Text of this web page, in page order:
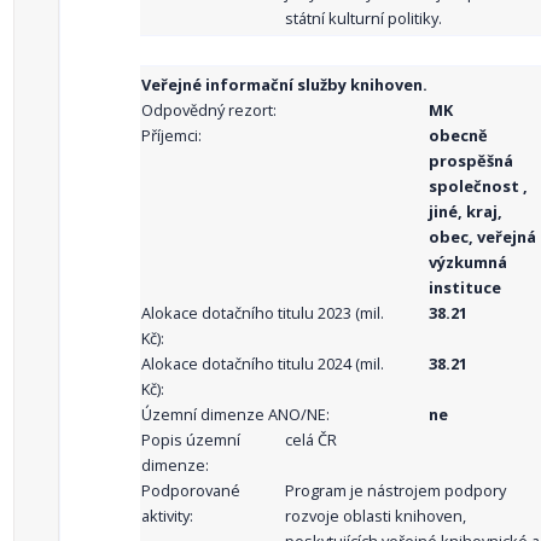
státní kulturní politiky.
Veřejné informační služby knihoven.
Odpovědný rezort:
MK
Příjemci:
obecně
prospěšná
společnost ,
jiné, kraj,
obec, veřejná
výzkumná
instituce
Alokace dotačního titulu 2023 (mil.
Kč):
38.21
Alokace dotačního titulu 2024 (mil.
Kč):
38.21
Územní dimenze ANO/NE:
ne
Popis územní
dimenze:
celá ČR
Podporované
aktivity:
Program je nástrojem podpory
rozvoje oblasti knihoven,